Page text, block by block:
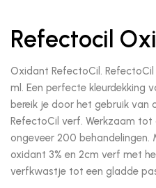
Refectocil
Oxidant RefectoCil.
ml. Een perfecte kleurdekking
bereik je door het gebruik
RefectoCil verf. Werkzaam
ongeveer 200 behandelingen.
oxidant 3% en 2cm verf met
verfkwastje tot een gladde